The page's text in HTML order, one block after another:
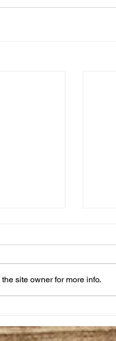
site owner for more info.